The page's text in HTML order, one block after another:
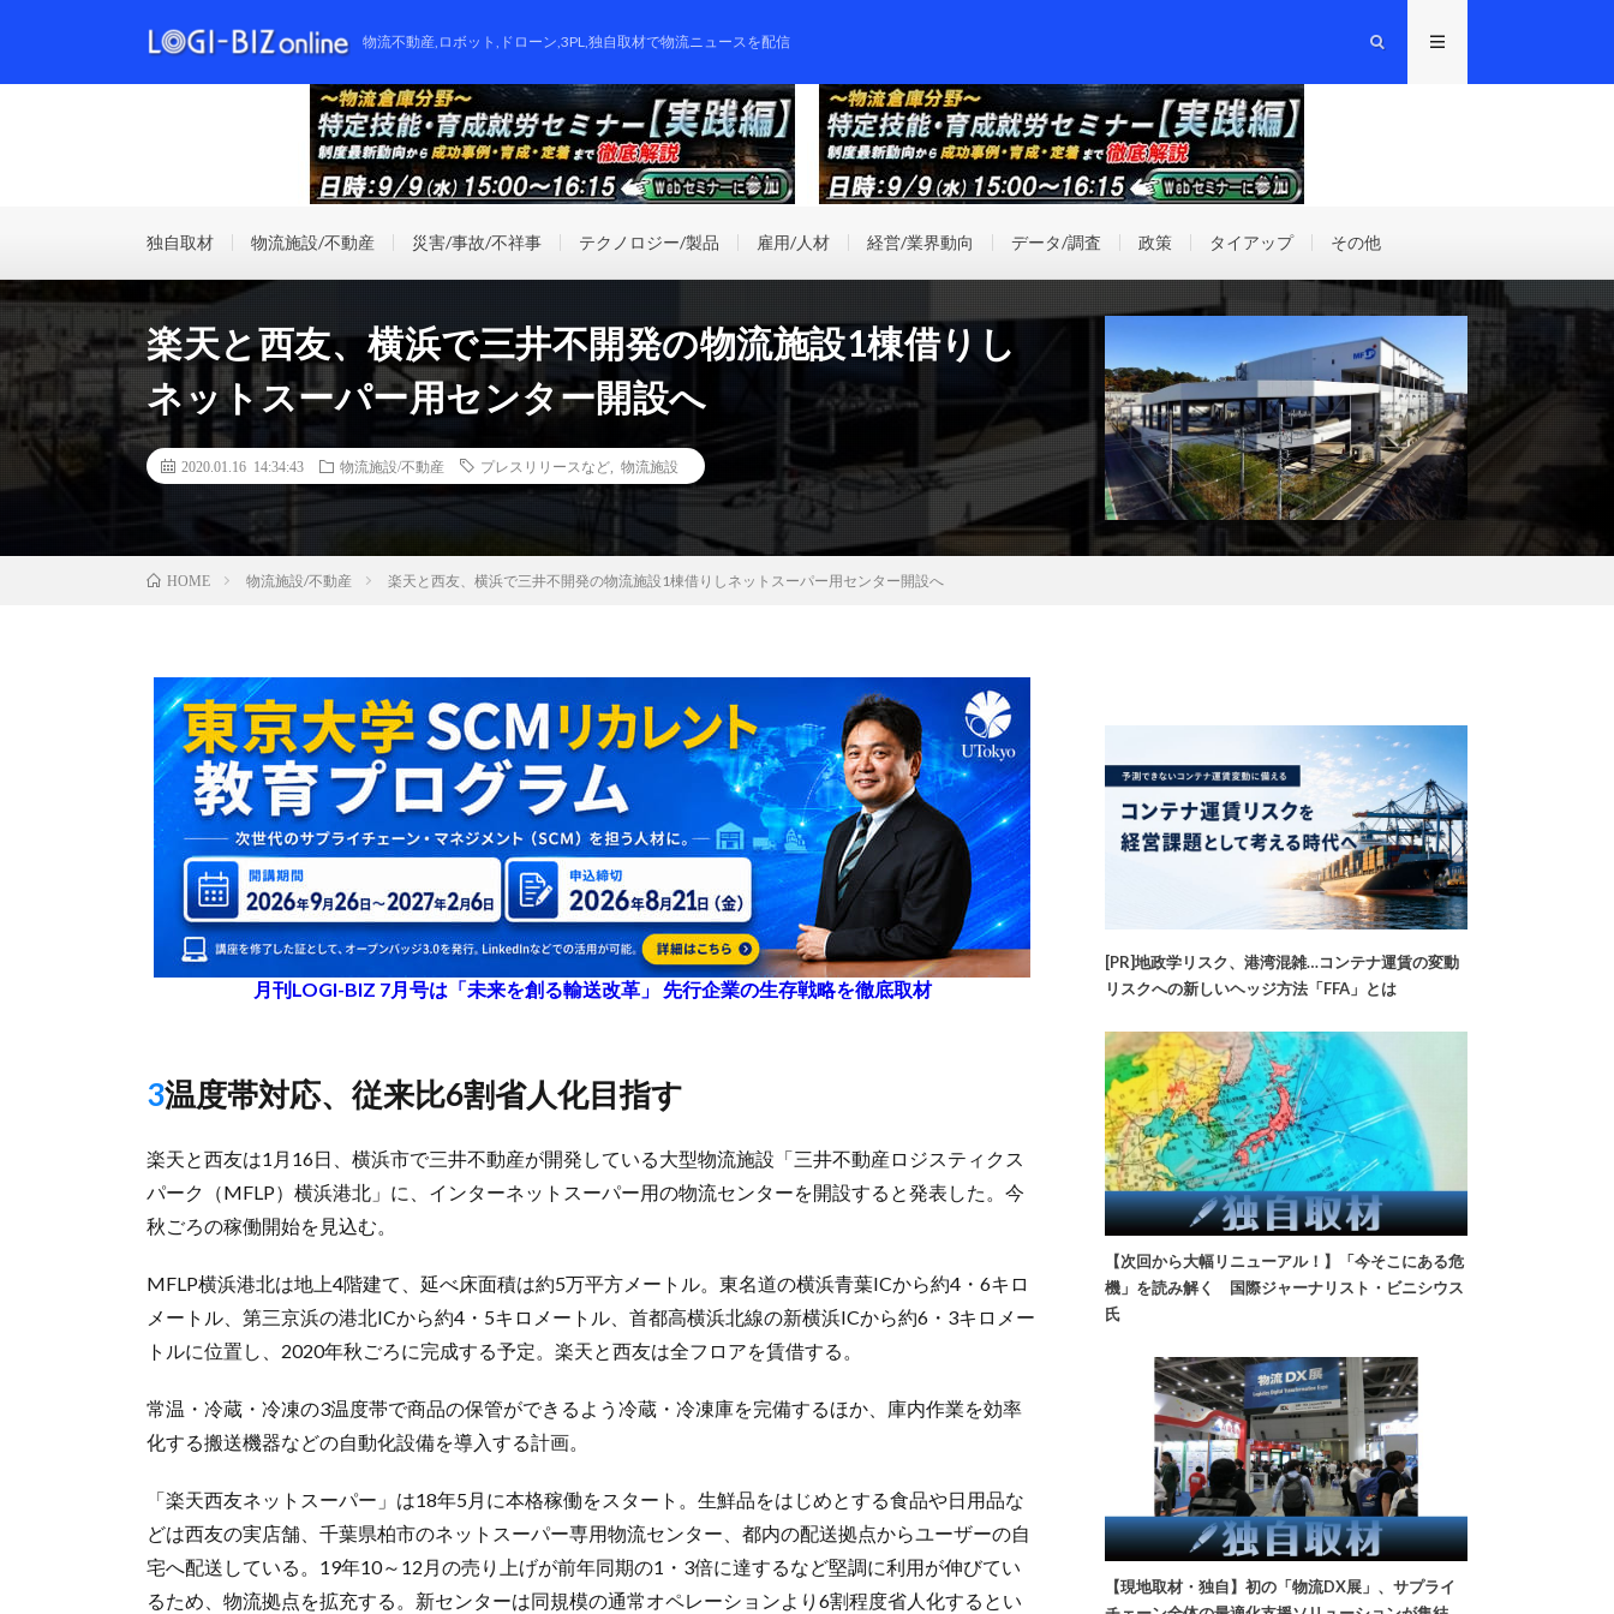
物流不動産,ロボット,ドローン,3PL,独自取材で物流ニュースを配信
独自取材 物流施設/不動産 災害/事故/不祥事 テクノロジー/製品 雇用/人材 経営/業界動向 データ/調査 政策 タイアップ その他
楽天と西友、横浜で三井不開発の物流施設1棟借りし
ネットスーパー用センター開設へ
2020.01.16 14:34:43 物流施設/不動産 プレスリリースなど 物流施設
HOME 物流施設/不動産 楽天と西友、横浜で三井不開発の物流施設1棟借りしネットスーパー用センター開設へ
月刊LOGI-BIZ 7月号は「未来を創る輸送改革」 先行企業の生存戦略を徹底取材
3温度帯対応、従来比6割省人化目指す
楽天と西友は1月16日、横浜市で三井不動産が開発している大型物流施設「三井不動産ロジスティクス
パーク（MFLP）横浜港北」に、インターネットスーパー用の物流センターを開設すると発表した。今
秋ごろの稼働開始を見込む。
MFLP横浜港北は地上4階建て、延べ床面積は約5万平方メートル。東名道の横浜青葉ICから約4・6キロ
メートル、第三京浜の港北ICから約4・5キロメートル、首都高横浜北線の新横浜ICから約6・3キロメー
トルに位置し、2020年秋ごろに完成する予定。楽天と西友は全フロアを賃借する。
常温・冷蔵・冷凍の3温度帯で商品の保管ができるよう冷蔵・冷凍庫を完備するほか、庫内作業を効率
化する搬送機器などの自動化設備を導入する計画。
「楽天西友ネットスーパー」は18年5月に本格稼働をスタート。生鮮品をはじめとする食品や日用品な
どは西友の実店舗、千葉県柏市のネットスーパー専用物流センター、都内の配送拠点からユーザーの自
宅へ配送している。19年10～12月の売り上げが前年同期の1・3倍に達するなど堅調に利用が伸びてい
るため、物流拠点を拡充する。新センターは同規模の通常オペレーションより6割程度省人化するとい
[PR]地政学リスク、港湾混雑…コンテナ運賃の変動
リスクへの新しいヘッジ方法「FFA」とは
【次回から大幅リニューアル！】「今そこにある危
機」を読み解く 国際ジャーナリスト・ビニシウス
氏
【現地取材・独自】初の「物流DX展」、サプライ